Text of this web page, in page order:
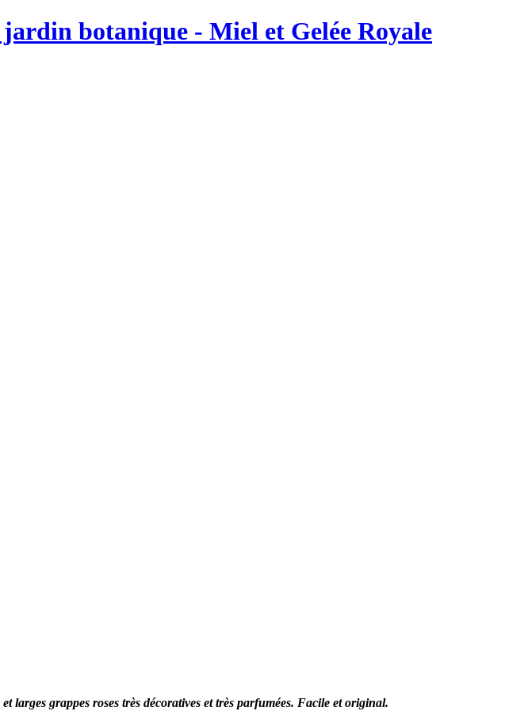
botanique - Miel et Gelée Royale
grappes roses très décoratives et très parfumées. Facile et original.